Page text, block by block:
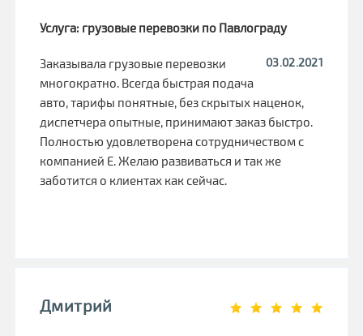
Услуга: грузовые перевозки по Павлограду
03.02.2021
Заказывала грузовые перевозки
многократно. Всегда быстрая подача
авто, тарифы понятные, без скрытых наценок,
диспетчера опытные, принимают заказ быстро.
Полностью удовлетворена сотрудничеством с
компанией Е. Желаю развиваться и так же
заботится о клиентах как сейчас.
Дмитрий